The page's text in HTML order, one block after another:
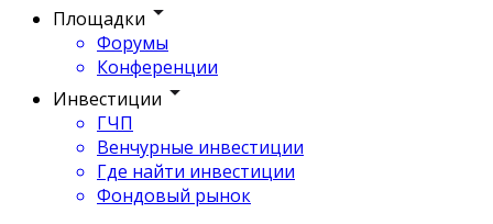
Площадки
Форумы
Конференции
Инвестиции
ГЧП
Венчурные инвестиции
Где найти инвестиции
Фондовый рынок